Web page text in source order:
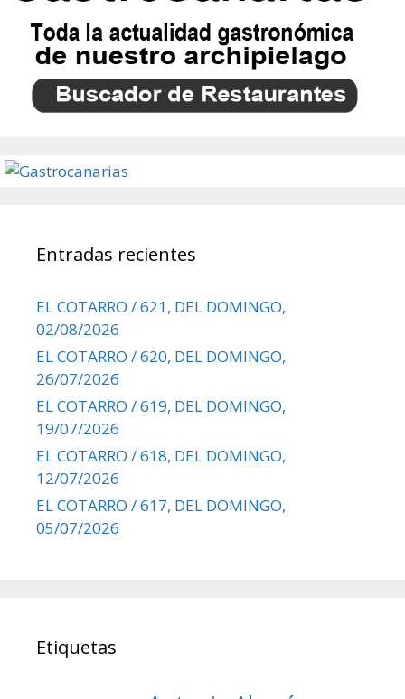
Entradas recientes
EL COTARRO / 621, DEL DOMINGO,
02/08/2026
EL COTARRO / 620, DEL DOMINGO,
26/07/2026
EL COTARRO / 619, DEL DOMINGO,
19/07/2026
EL COTARRO / 618, DEL DOMINGO,
12/07/2026
EL COTARRO / 617, DEL DOMINGO,
05/07/2026
Etiquetas